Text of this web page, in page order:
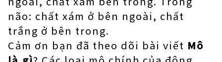
não: chất xám ở bên ngoài, chất
trắng ở bên trong.
Cảm ơn bạn đã theo dõi bài viết Mô